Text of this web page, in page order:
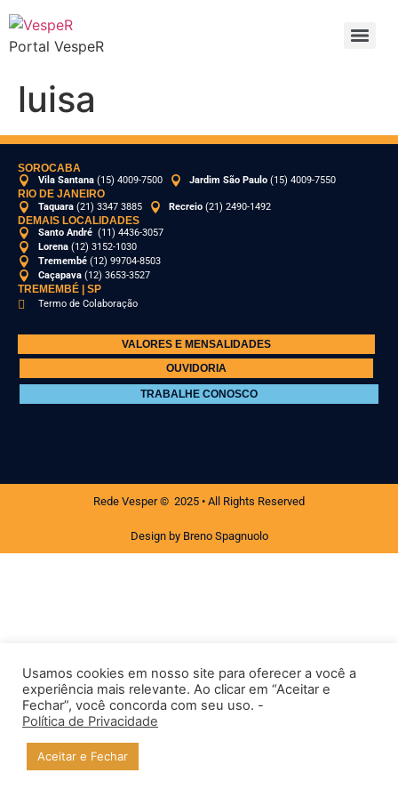
Portal VespeR
luisa
SOROCABA
Vila Santana (15) 4009-7500 Jardim São Paulo (15) 4009-7550
RIO DE JANEIRO
Taquara (21) 3347 3885 Recreio (21) 2490-1492
DEMAIS LOCALIDADES
Santo André (11) 4436-3057
Lorena (12) 3152-1030
Tremembé (12) 99704-8503
Caçapava (12) 3653-3527
TREMEMBÉ | SP
Termo de Colaboração
VALORES E MENSALIDADES
OUVIDORIA
TRABALHE CONOSCO
Rede Vesper © 2025 • All Rights Reserved
Design by Breno Spagnuolo
Usamos cookies em nosso site para oferecer a você a
experiência mais relevante. Ao clicar em “Aceitar e
Fechar”, você concorda com seu uso. -
Política de Privacidade
Aceitar e Fechar